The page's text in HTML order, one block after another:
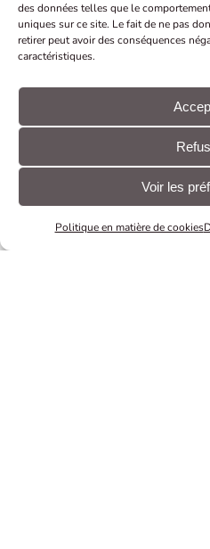
des données telles que le
uniques sur ce site. Le fait de ne pas
retirer peut avoir des conséquences
caractéristiques.
Voir les
Politique en matière de cookies